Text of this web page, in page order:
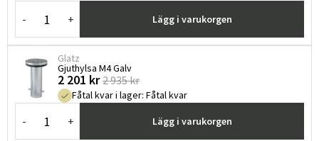
- + Lägg i varukorgen
Glatz
Gjuthylsa M4 Galv
2 201 kr 2 935 kr
Fåtal kvar i lager: Fåtal kvar
- + Lägg i varukorgen